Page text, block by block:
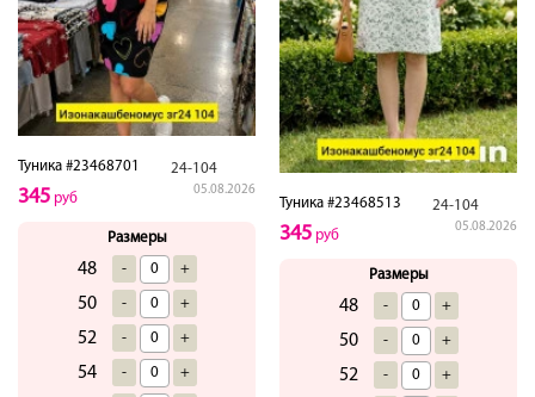
Туника #23468701 24-104
05.08.2026
345 руб
Размеры
48 - +
50 - +
52 - +
54 - +
Туника #23468513 24-104
05.08.2026
345 руб
Размеры
48 - +
50 - +
52 - +